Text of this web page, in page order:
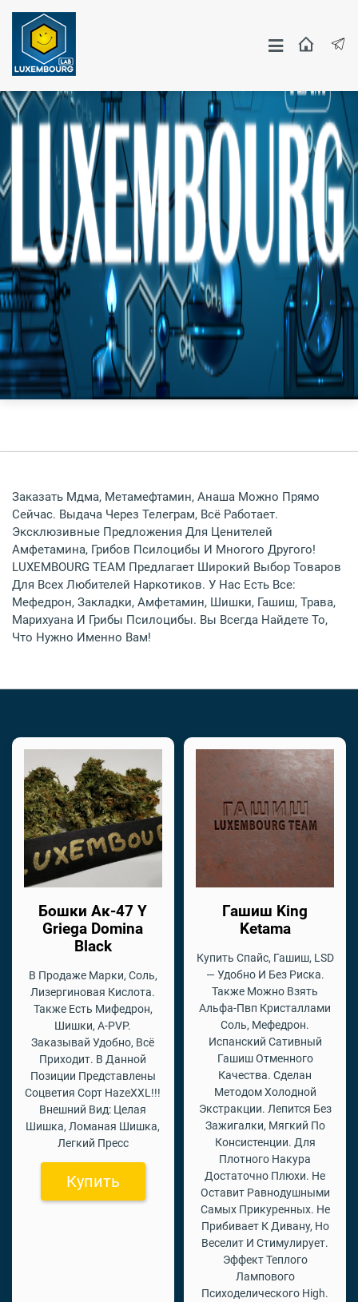
Москва
Другие Города
Заказать Мдма, Метамефтамин, Анаша Можно Прямо
Сейчас. Выдача Через Телеграм, Всё Работает.
Эксклюзивные Предложения Для Ценителей
Амфетамина, Грибов Псилоцибы И Многого Другого!
LUXEMBOURG TEAM Предлагает Широкий Выбор Товаров
Для Всех Любителей Наркотиков. У Нас Есть Все:
Мефедрон, Закладки, Амфетамин, Шишки, Гашиш, Трава,
Марихуана И Грибы Псилоцибы. Вы Всегда Найдете То,
Что Нужно Именно Вам!
Бошки Ак-47 Y
Griega Domina
Black
В Продаже Марки, Соль,
Лизергиновая Кислота.
Также Есть Мифедрон,
Шишки, A-PVP.
Заказывай Удобно, Всё
Приходит. В Данной
Позиции Представлены
Соцветия Сорт HazeXXL!!!
Внешний Вид: Целая
Шишка, Ломаная Шишка,
Легкий Пресс
Купить
Гашиш King
Ketama
Купить Спайс, Гашиш, LSD
— Удобно И Без Риска.
Также Можно Взять
Альфа-Пвп Кристаллами
Соль, Мефедрон.
Испанский Сативный
Гашиш Отменного
Качества. Сделан
Методом Холодной
Экстракции. Лепится Без
Зажигалки, Мягкий По
Консистенции. Для
Плотного Накура
Достаточно Плюхи. Не
Оставит Равнодушными
Самых Прикуренных. Не
Прибивает К Дивану, Но
Веселит И Стимулирует.
Эффект Теплого
Лампового
Психоделического High.